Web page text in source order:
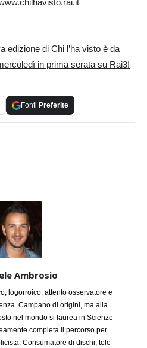
edizione di Chi l’ha visto è da
in prima serata su Rai3!
Fonti Preferite
Ambrosio
logorroico, attento osservatore e
Campano di origini, ma alla
nel mondo si laurea in Scienze
completa il percorso per
Consumatore di dischi, tele-